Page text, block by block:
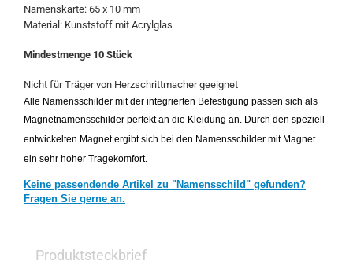
Namenskarte: 65 x 10 mm
Material: Kunststoff mit Acrylglas
Mindestmenge 10 Stück
Nicht für Träger von Herzschrittmacher geeignet
Alle Namensschilder mit der integrierten Befestigung passen sich als
Magnetnamensschilder perfekt an die Kleidung an. Durch den speziell
entwickelten Magnet ergibt sich bei den Namensschilder mit Magnet
ein sehr hoher Tragekomfort.
Keine passendende Artikel zu "Namensschild" gefunden?
Fragen Sie gerne an.
Produktsteckbrief